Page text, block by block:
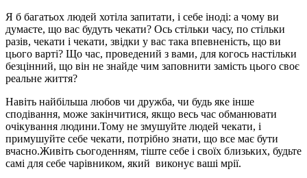
Я б багатьох людей хотіла запитати, і себе іноді: а чому ви
думаєте, що вас будуть чекати? Ось стільки часу, по стільки
разів, чекати і чекати, звідки у вас така впевненість, що ви
цього варті? Що час, проведений з вами, для когось настільки
безцінний, що він не знайде чим заповнити замість цього своє
реальне життя?
Навіть найбільша любов чи дружба, чи будь яке інше
сподівання, може закінчитися, якщо весь час обманювати
очікування людини.Тому не змушуйте людей чекати, і
примушуйте себе чекати, потрібно знати, що все має бути
вчасно.Живіть сьогоденням, тіште себе і своїх близьких, будьте
самі для себе чарівником, який виконує ваші мрії.